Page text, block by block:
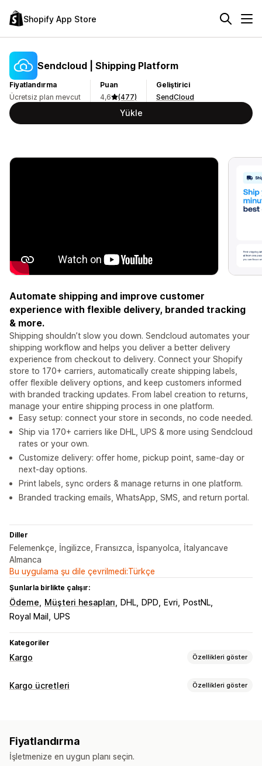
Shopify App Store
Sendcloud | Shipping Platform
Fiyatlandırma
Ücretsiz plan mevcut
Puan
4,6
(477)
Geliştirici
SendCloud
Yükle
Automate shipping and improve customer
experience with flexible delivery, branded tracking
& more.
Shipping shouldn’t slow you down. Sendcloud automates your
shipping workflow and helps you deliver a better delivery
experience from checkout to delivery. Connect your Shopify
store to 170+ carriers, automatically create shipping labels,
offer flexible delivery options, and keep customers informed
with branded tracking updates. From label creation to returns,
manage your entire shipping process in one platform.
Easy setup: connect your store in seconds, no code needed.
Ship via 170+ carriers like DHL, UPS & more using Sendcloud
rates or your own.
Customize delivery: offer home, pickup point, same-day or
next-day options.
Print labels, sync orders & manage returns in one platform.
Branded tracking emails, WhatsApp, SMS, and return portal.
Diller
Felemenkçe, İngilizce, Fransızca, İspanyolca, İtalyancave
Almanca
Bu uygulama şu dile çevrilmedi:Türkçe
Şunlarla birlikte çalışır:
Ödeme Müşteri hesapları DHL DPD Evri
PostNL
Royal Mail
UPS
Kategoriler
Kargo Özellikleri göster
Etiketler ve ambalaj
Kargo kuralları
Teslimat tarihi
Çoklu dil Taşıyıcı şirket seçimi
Kargo ücretleri Özellikleri göster
Posta kodu Çoklu bölge
Fiyatlandırma
İşletmenize en uygun planı seçin.